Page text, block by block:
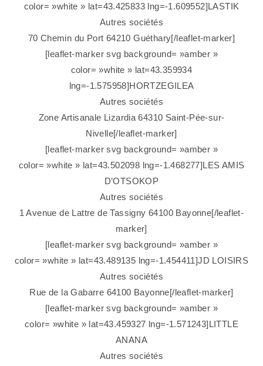
color= »white » lat=43.425833 lng=-1.609552]LASTIK
Autres sociétés
70 Chemin du Port 64210 Guéthary[/leaflet-marker]
[leaflet-marker svg background= »amber »
color= »white » lat=43.359934
lng=-1.575958]HORTZEGILEA
Autres sociétés
Zone Artisanale Lizardia 64310 Saint-Pée-sur-
Nivelle[/leaflet-marker]
[leaflet-marker svg background= »amber »
color= »white » lat=43.502098 lng=-1.468277]LES AMIS
D’OTSOKOP
Autres sociétés
1 Avenue de Lattre de Tassigny 64100 Bayonne[/leaflet-
marker]
[leaflet-marker svg background= »amber »
color= »white » lat=43.489135 lng=-1.454411]JD LOISIRS
Autres sociétés
Rue de la Gabarre 64100 Bayonne[/leaflet-marker]
[leaflet-marker svg background= »amber »
color= »white » lat=43.459327 lng=-1.571243]LITTLE
ANANA
Autres sociétés